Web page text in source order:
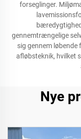
forseglinger.
gennemtrængelige
sig gennem
afløbsteknik, hvilket
Nye